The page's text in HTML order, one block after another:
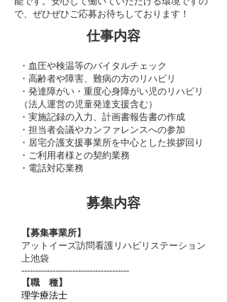
で、ぜひぜひご応募お待ちしております！
仕事内容
・⾎圧や検温等のバイタルチェック
・高齢者や障害、難病の方のリハビリ
・発達障がい・重度心身障がい児のリハビリ
（法人運営の児童発達支援含む）
・実施記録の⼊⼒、計画書報告書の作成
・担当者会議やカンファレンスへの参加
・居宅介護支援事業所を中心とした挨拶回り
・ご利用者様との契約業務
・電話対応業務
募集内容
【募集事業所】
アットイーズ訪問看護リハビリステーション
上池袋
--------------------------------------
【職 種】
​理学療法士